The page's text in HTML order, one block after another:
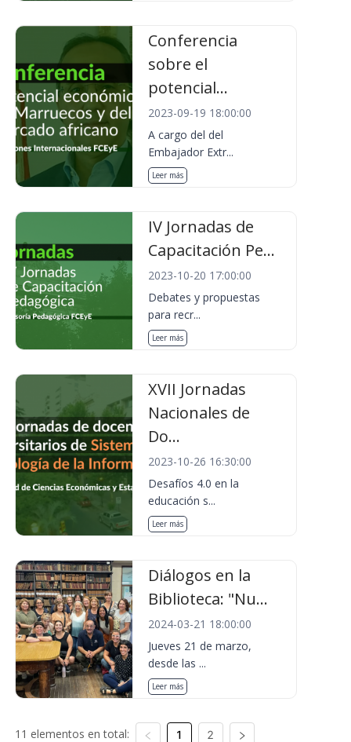
Conferencia
sobre el
potencial...
2023-09-19 18:00:00
A cargo del del
Embajador Extr...
Leer más
IV Jornadas de
Capacitación Pe...
2023-10-20 17:00:00
Debates y propuestas
para recr...
Leer más
XVII Jornadas
Nacionales de
Do...
2023-10-26 16:30:00
Desafíos 4.0 en la
educación s...
Leer más
Diálogos en la
Biblioteca: "Nu...
2024-03-21 18:00:00
Jueves 21 de marzo,
desde las ...
Leer más
11 elementos en total: 1 2